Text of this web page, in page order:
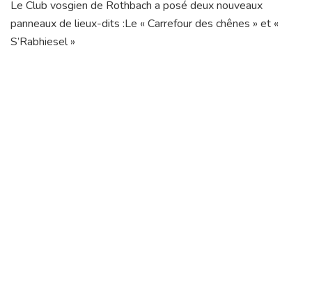
Le Club vosgien de Rothbach a posé deux nouveaux
panneaux de lieux-dits :Le « Carrefour des chênes » et «
S’Rabhiesel »